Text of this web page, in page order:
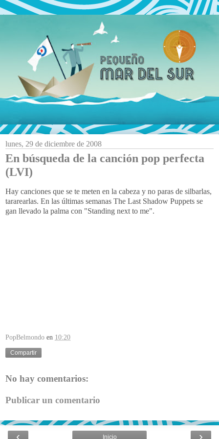
lunes, 29 de diciembre de 2008
En búsqueda de la canción pop perfecta
(LVI)
Hay canciones que se te meten en la cabeza y no paras de silbarlas,
tararearlas. En las últimas semanas The Last Shadow Puppets se
gan llevado la palma con "Standing next to me".
PopBelmondo en 10:20
Compartir
No hay comentarios:
Publicar un comentario
Inicio